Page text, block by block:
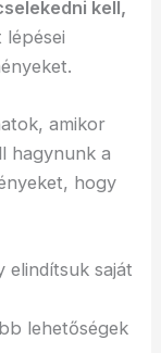
kell,
lépései
amikor
hagynunk a
hogy
elindítsuk saját
lehetőségek